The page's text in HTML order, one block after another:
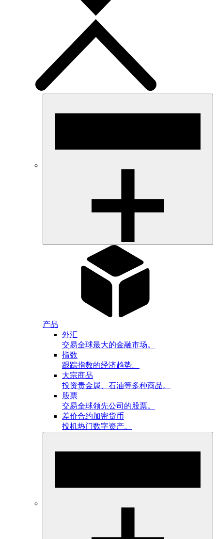
产品
外汇
交易全球最大的金融市场。
指数
跟踪指数的经济趋势。
大宗商品
投资贵金属、石油等多种商品。
股票
交易全球领先公司的股票。
差价合约加密货币
投机热门数字资产。